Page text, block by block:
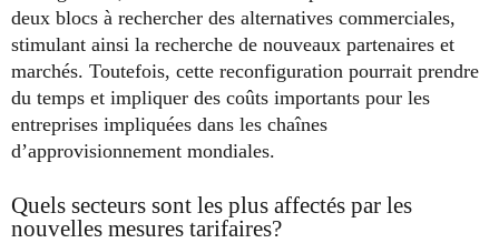
deux blocs à rechercher des alternatives commerciales,
stimulant ainsi la recherche de nouveaux partenaires et
marchés. Toutefois, cette reconfiguration pourrait prendre
du temps et impliquer des coûts importants pour les
entreprises impliquées dans les chaînes
d’approvisionnement mondiales.
Quels secteurs sont les plus affectés par les
nouvelles mesures tarifaires?